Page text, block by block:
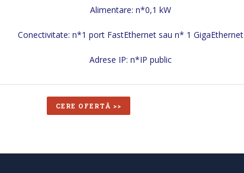
Alimentare: n*0,1 kW
Conectivitate: n*1 port FastEthernet sau n* 1 GigaEthernet
Adrese IP: n*IP public
CERE OFERTĂ >>